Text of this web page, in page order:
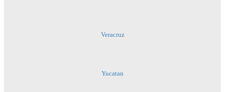
Veracruz
Yucatan